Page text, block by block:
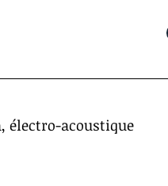
électro-acoustique